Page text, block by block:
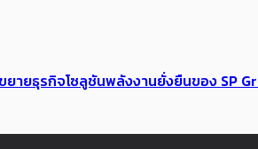
ายธุรกิจโซลูชันพลังงานยั่งยืนของ SP